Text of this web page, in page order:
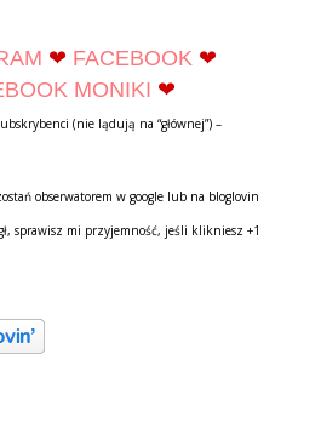
❤ FACEBOOK ❤
MONIKI ❤
(nie lądują na “głównej”) –
obserwatorem w google lub na bloglovin
sprawisz mi przyjemność, jeśli klikniesz +1